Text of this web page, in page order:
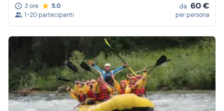
3 ore
5.0
1-20 partecipanti
da 60 €
per persona